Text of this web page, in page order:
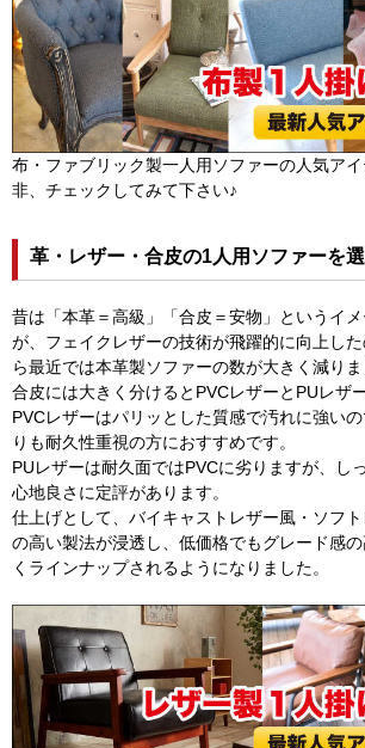
布・ファブリック製一人用ソファーの人気ア
非、チェックしてみて下さい♪
革・レザー・合皮の1人用ソファーを
昔は「本革＝高級」「合皮＝安物」というイ
が、フェイクレザーの技術が飛躍的に向上し
ら最近では本革製ソファーの数が大きく減りま
合皮には大きく分けるとPVCレザーとPUレザ
PVCレザーはパリッとした質感で汚れに強い
りも耐久性重視の方におすすめです。
PUレザーは耐久面ではPVCに劣りますが、し
心地良さに定評があります。
仕上げとして、バイキャストレザー風・ソフ
の高い製法が浸透し、低価格でもグレード感
くラインナップされるようになりました。